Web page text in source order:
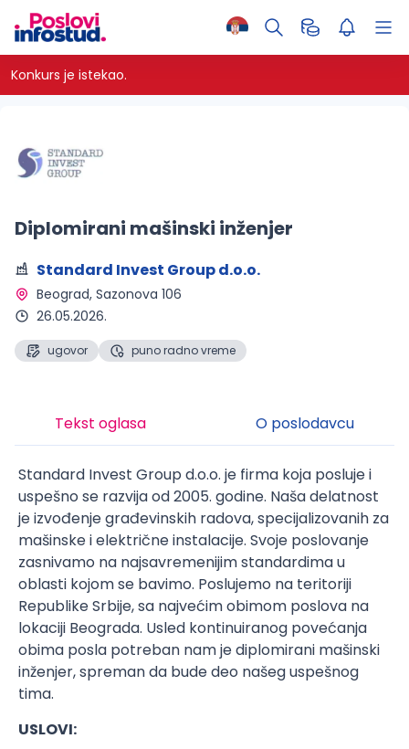
Konkurs je istekao.
Diplomirani mašinski inženjer
Standard Invest Group d.o.o.
Beograd, Sazonova 106
26.05.2026.
ugovor puno radno vreme
Tekst oglasa O poslodavcu
Standard Invest Group d.o.o. je firma koja posluje i
uspešno se razvija od 2005. godine. Naša delatnost
je izvođenje građevinskih radova, specijalizovanih za
mašinske i električne instalacije. Svoje poslovanje
zasnivamo na najsavremenijim standardima u
oblasti kojom se bavimo. Poslujemo na teritoriji
Republike Srbije, sa najvećim obimom poslova na
lokaciji Beograda. Usled kontinuiranog povećanja
obima posla potreban nam je diplomirani mašinski
inženjer, spreman da bude deo našeg uspešnog
tima.
USLOVI: